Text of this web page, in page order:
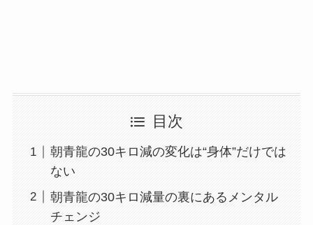
目次
朝青龍の30キロ減の変化は“身体”だけでは
ない
朝青龍の30キロ減量の裏にあるメンタル
チェンジ